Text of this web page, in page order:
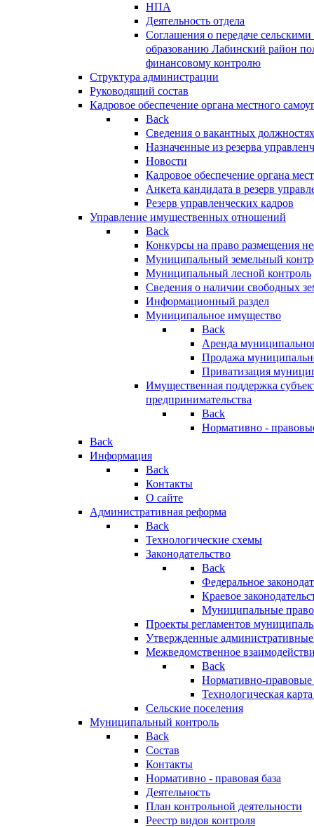
НПА
Деятельность отдела
Соглашения о передаче
образованию Лабинский район
финансовому контролю
Структура администрации
Руководящий состав
Кадровое обеспечение органа местного
Back
Сведения о вакантных
Назначенные из резерва
Новости
Кадровое обеспечение органа
Анкета кандидата в резерв
Резерв управленческих кадров
Управление имущественных отношений
Back
Конкурсы на право размещения
Муниципальный земельный
Муниципальный лесной контроль
Сведения о наличии свободных
Информационный раздел
Муниципальное имущество
Back
Аренда
Продажа
Приватизация
Имущественная поддержка
предпринимательства
Back
Нормативно -
Back
Информация
Back
Контакты
О сайте
Административная реформа
Back
Технологические схемы
Законодательство
Back
Федеральное
Краевое
Муниципальные
Проекты регламентов
Утвержденные
Межведомственное
Back
Нормативно-правовые
Технологическая
Сельские поселения
Муниципальный контроль
Back
Состав
Контакты
Нормативно - правовая база
Деятельность
План контрольной деятельности
Реестр видов контроля